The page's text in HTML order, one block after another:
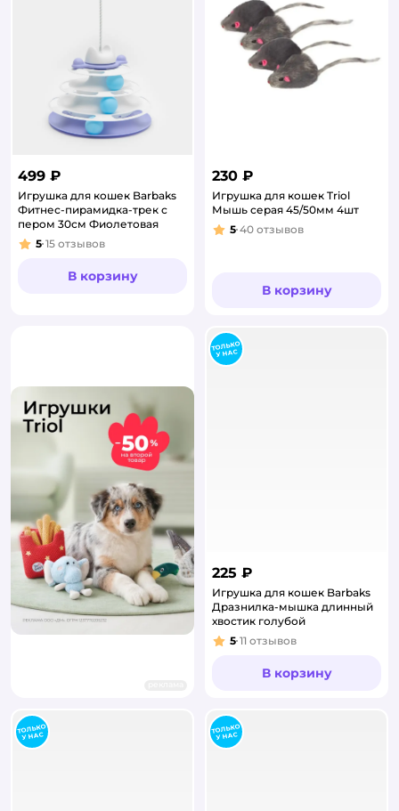
499 ₽
Игрушка для кошек Barbaks
Фитнес-пирамидка-трек с
пером 30см Фиолетовая
Рейтинг:
5 15 отзывов
В корзину
230 ₽
Игрушка для кошек Triol
Мышь серая 45/50мм 4шт
Рейтинг:
5 40 отзывов
В корзину
225 ₽
Игрушка для кошек Barbaks
Дразнилка-мышка длинный
хвостик голубой
Рейтинг:
5 11 отзывов
В корзину